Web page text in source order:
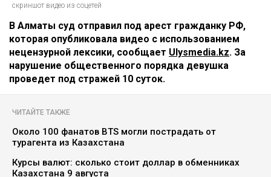
скриншот видео из соцетей
В Алматы суд отправил под арест гражданку РФ,
которая опубликовала видео с использованием
нецензурной лексики, сообщает Ulysmedia.kz. За
нарушение общественного порядка девушка
проведет под стражей 10 суток.
ЧИТАЙТЕ ТАКЖЕ
Около 100 фанатов BTS могли пострадать от
турагента из Казахстана
Курсы валют: сколько стоит доллар в обменниках
Казахстана 9 августа